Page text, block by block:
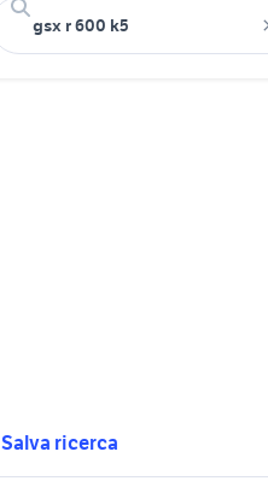
Salva ricerca